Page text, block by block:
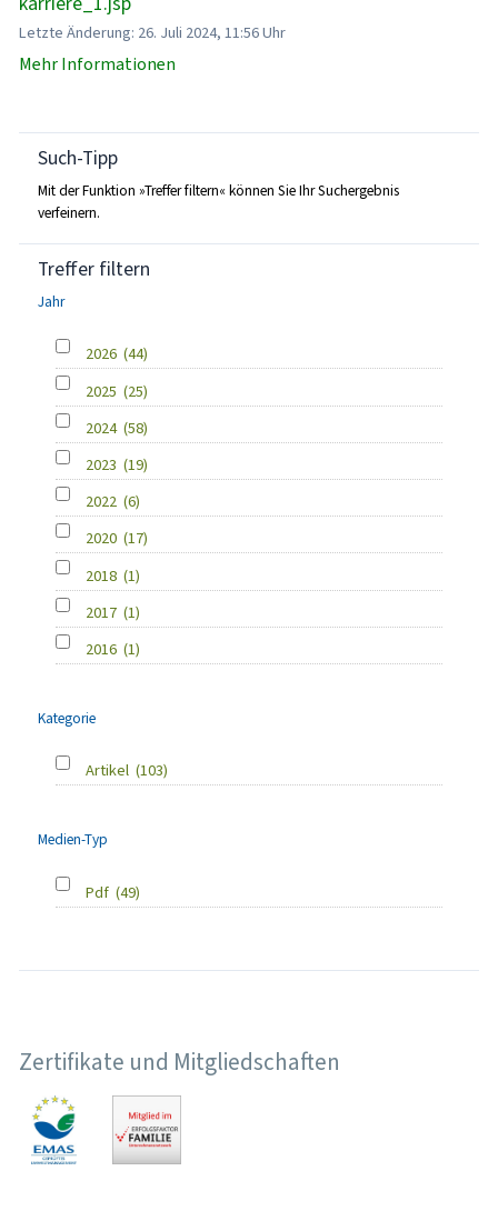
Letzte Änderung: 26. Juli 2024, 11:56 Uhr
Mehr Informationen
Such-Tipp
Mit der Funktion »Treffer filtern« können Sie Ihr Suchergebnis
verfeinern.
Treffer filtern
Jahr
2026 (44)
2025 (25)
2024 (58)
2023 (19)
2022 (6)
2020 (17)
2018 (1)
2017 (1)
2016 (1)
Kategorie
Artikel (103)
Medien-Typ
Pdf (49)
Zertifikate und Mitgliedschaften